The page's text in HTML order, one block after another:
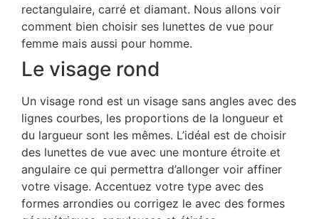
rectangulaire, carré et diamant. Nous allons voir
comment bien choisir ses lunettes de vue pour
femme mais aussi pour homme.
Le visage rond
Un visage rond est un visage sans angles avec des
lignes courbes, les proportions de la longueur et
du largueur sont les mêmes. L’idéal est de choisir
des lunettes de vue avec une monture étroite et
angulaire ce qui permettra d’allonger voir affiner
votre visage. Accentuez votre type avec des
formes arrondies ou corrigez le avec des formes